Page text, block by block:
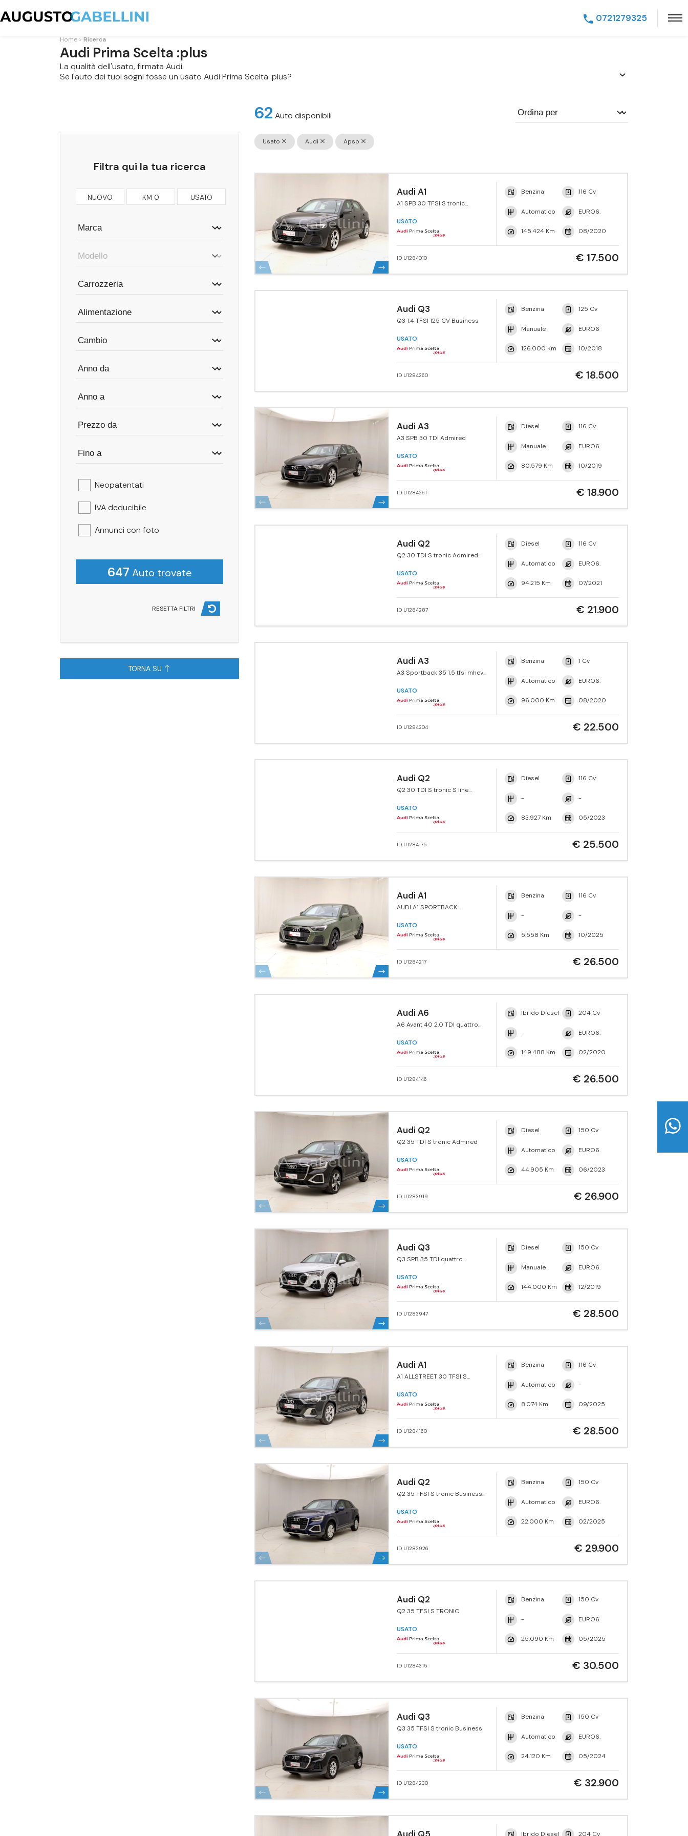
0721279325
Home Ricerca
Audi Prima Scelta :plus
La qualità dell'usato, firmata Audi.
Se l'auto dei tuoi sogni fosse un usato Audi Prima Scelta :plus?
62 Auto disponibili
Filtra qui la tua ricerca
NUOVO KM 0 USATO
Neopatentati
IVA deducibile
Annunci con foto
647 Auto trovate
RESETTA FILTRI
TORNA SU
Usato Audi Apsp
Audi A1
A1 SPB 30 TFSI S tronic
USATO
Benzina 116 Cv
Automatico EURO6.
145.424 Km 08/2020
ID U1284010 € 17.500
Audi Q3
Q3 1.4 TFSI 125 CV Business
USATO
Benzina 125 Cv
Manuale EURO6
126.000 Km 10/2018
ID U1284260 € 18.500
Audi A3
A3 SPB 30 TDI Admired
USATO
Diesel 116 Cv
Manuale EURO6.
80.579 Km 10/2019
ID U1284261 € 18.900
Audi Q2
Q2 30 TDI S tronic Admired
USATO
Diesel 116 Cv
Automatico EURO6.
94.215 Km 07/2021
ID U1284287 € 21.900
Audi A3
A3 Sportback 35 1.5 tfsi mhev
USATO
Benzina 1 Cv
Automatico EURO6.
96.000 Km 08/2020
ID U1284304 € 22.500
Audi Q2
Q2 30 TDI S tronic S line
USATO
Diesel 116 Cv
- -
83.927 Km 05/2023
ID U1284175 € 25.500
Audi A1
AUDI A1 SPORTBACK
USATO
Benzina 116 Cv
- -
5.558 Km 10/2025
ID U1284217 € 26.500
Audi A6
A6 Avant 40 2.0 TDI quattro
USATO
Ibrido Diesel 204 Cv
- EURO6.
149.488 Km 02/2020
ID U1284146 € 26.500
Audi Q2
Q2 35 TDI S tronic Admired
USATO
Diesel 150 Cv
Automatico EURO6.
44.905 Km 06/2023
ID U1283919 € 26.900
Audi Q3
Q3 SPB 35 TDI quattro
USATO
Diesel 150 Cv
Manuale EURO6.
144.000 Km 12/2019
ID U1283947 € 28.500
Audi A1
A1 ALLSTREET 30 TFSI S
USATO
Benzina 116 Cv
Automatico -
8.074 Km 09/2025
ID U1284160 € 28.500
Audi Q2
Q2 35 TFSI S tronic Business
USATO
Benzina 150 Cv
Automatico EURO6.
22.000 Km 02/2025
ID U1282926 € 29.900
Audi Q2
Q2 35 TFSI S TRONIC
USATO
Benzina 150 Cv
- EURO6
25.090 Km 05/2025
ID U1284315 € 30.500
Audi Q3
Q3 35 TFSI S tronic Business
USATO
Benzina 150 Cv
Automatico EURO6.
24.120 Km 05/2024
ID U1284230 € 32.900
Ibrido Diesel 204 Cv